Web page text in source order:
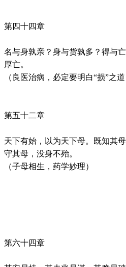
第四十四章
名与身孰亲？身与货孰多？得与
厚亡。
（良医治病，必定要明白“损”之道
第五十二章
天下有始，以为天下母。既知其
守其母，没身不殆。
（子母相生，药学妙理）
第六十四章